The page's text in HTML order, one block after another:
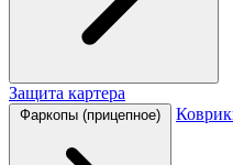
Защита картера
Фаркопы (прицепное)